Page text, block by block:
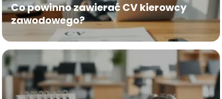
Co powinno zawierać CV kierowcy
zawodowego?